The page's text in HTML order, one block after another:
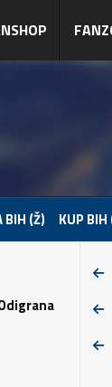
BIH (Ž) KUP BIH